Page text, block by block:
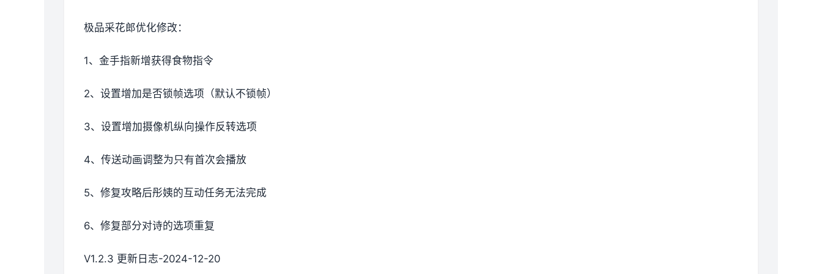
极品采花郎优化修改：
1、金手指新增获得食物指令
2、设置增加是否锁帧选项（默认不锁帧）
3、设置增加摄像机纵向操作反转选项
4、传送动画调整为只有首次会播放
5、修复攻略后彤姨的互动任务无法完成
6、修复部分对诗的选项重复
V1.2.3 更新日志-2024-12-20